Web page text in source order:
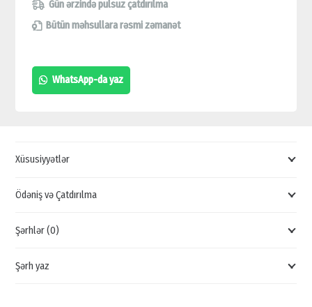
SOYMA
VƏ
ALƏTİ,
BURULMUŞ
UCUZ
İTK
QİYMƏTİ,
Gün ərzində pulsuz çatdırılma
Bütün məhsullara rəsmi zəmanət
WhatsApp-da yaz
Xüsusiyyətlər
Ödəniş və Çatdırılma
Şərhlər (0)
Şərh yaz